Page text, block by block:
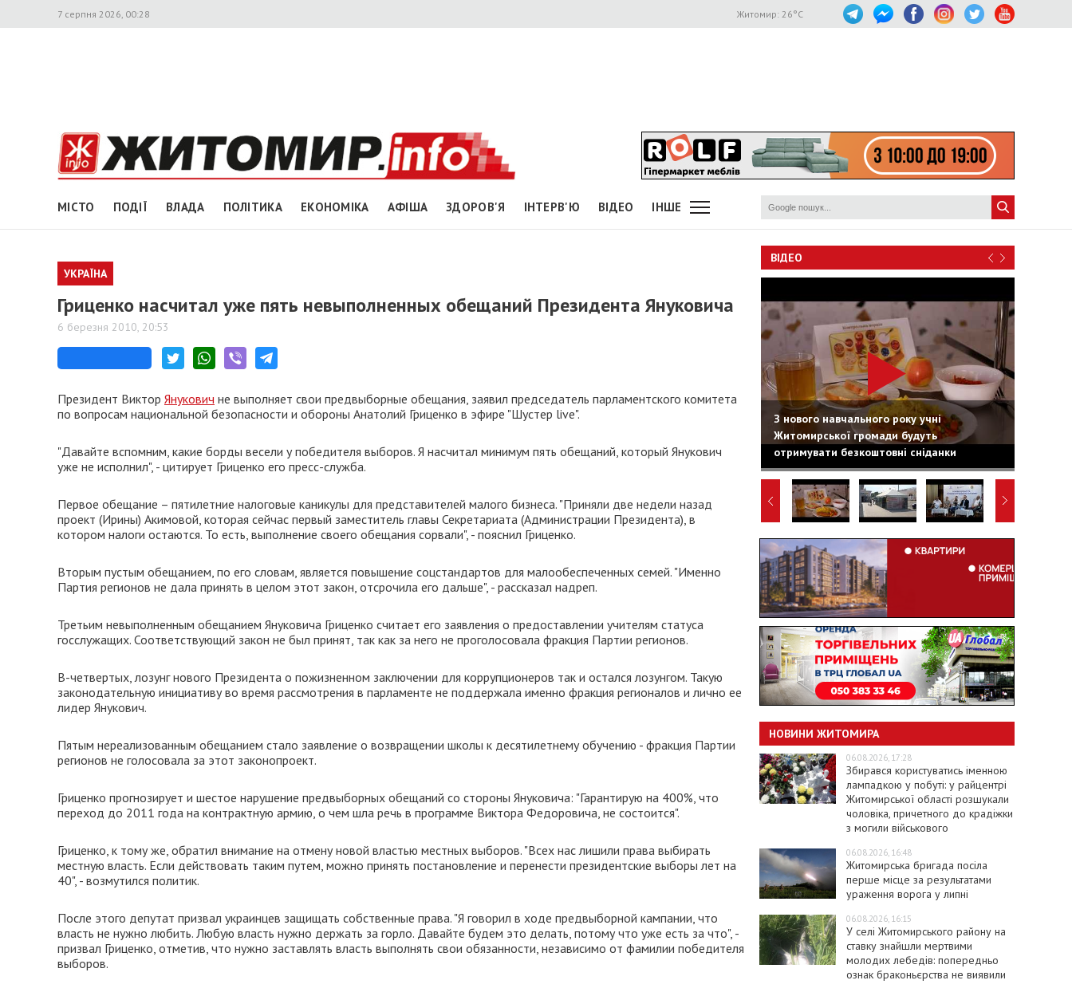
7 серпня 2026, 00:28 Житомир: 26°C
МІСТО ПОДІЇ ВЛАДА ПОЛІТИКА ЕКОНОМІКА АФІША ЗДОРОВ'Я ІНТЕРВ'Ю ВІДЕО ІНШЕ
УКРАЇНА
Гриценко насчитал уже пять невыполненных обещаний Президента Януковича
6 березня 2010, 20:53
Президент Виктор Янукович не выполняет свои предвыборные обещания, заявил председатель парламентского комитета
по вопросам национальной безопасности и обороны Анатолий Гриценко в эфире "Шустер live".
"Давайте вспомним, какие борды весели у победителя выборов. Я насчитал минимум пять обещаний, который Янукович
уже не исполнил", - цитирует Гриценко его пресс-служба.
Первое обещание – пятилетние налоговые каникулы для представителей малого бизнеса. "Приняли две недели назад
проект (Ирины) Акимовой, которая сейчас первый заместитель главы Секретариата (Администрации Президента), в
котором налоги остаются. То есть, выполнение своего обещания сорвали", - пояснил Гриценко.
Вторым пустым обещанием, по его словам, является повышение соцстандартов для малообеспеченных семей. "Именно
Партия регионов не дала принять в целом этот закон, отсрочила его дальше", - рассказал надреп.
Третьим невыполненным обещанием Януковича Гриценко считает его заявления о предоставлении учителям статуса
госслужащих. Соответствующий закон не был принят, так как за него не проголосовала фракция Партии регионов.
В-четвертых, лозунг нового Президента о пожизненном заключении для коррупционеров так и остался лозунгом. Такую
законодательную инициативу во время рассмотрения в парламенте не поддержала именно фракция регионалов и лично ее
лидер Янукович.
Пятым нереализованным обещанием стало заявление о возвращении школы к десятилетнему обучению - фракция Партии
регионов не голосовала за этот законопроект.
Гриценко прогнозирует и шестое нарушение предвыборных обещаний со стороны Януковича: "Гарантирую на 400%, что
переход до 2011 года на контрактную армию, о чем шла речь в программе Виктора Федоровича, не состоится".
Гриценко, к тому же, обратил внимание на отмену новой властью местных выборов. "Всех нас лишили права выбирать
местную власть. Если действовать таким путем, можно принять постановление и перенести президентские выборы лет на
40", - возмутился политик.
После этого депутат призвал украинцев защищать собственные права. "Я говорил в ходе предвыборной кампании, что
власть не нужно любить. Любую власть нужно держать за горло. Давайте будем это делать, потому что уже есть за что", -
призвал Гриценко, отметив, что нужно заставлять власть выполнять свои обязанности, независимо от фамилии победителя
выборов.
ВІДЕО
З нового навчального року учні
Житомирської громади будуть
отримувати безкоштовні сніданки
НОВИНИ ЖИТОМИРА
06.08.2026, 17:28
Збирався користуватись іменною
лампадкою у побуті: у райцентрі
Житомирської області розшукали
чоловіка, причетного до крадіжки
з могили військового
06.08.2026, 16:48
Житомирська бригада посіла
перше місце за результатами
ураження ворога у липні
06.08.2026, 16:15
У селі Житомирського району на
ставку знайшли мертвими
молодих лебедів: попередньо
ознак браконьєрства не виявили